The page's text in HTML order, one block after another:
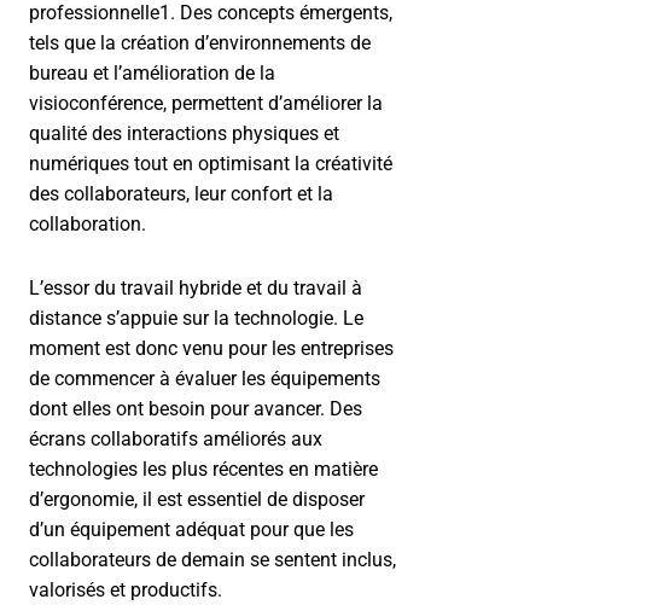
professionnelle1. Des concepts émergents,
tels que la création d’environnements de
bureau et l’amélioration de la
visioconférence, permettent d’améliorer la
qualité des interactions physiques et
numériques tout en optimisant la créativité
des collaborateurs, leur confort et la
collaboration.
L’essor du travail hybride et du travail à
distance s’appuie sur la technologie. Le
moment est donc venu pour les entreprises
de commencer à évaluer les équipements
dont elles ont besoin pour avancer. Des
écrans collaboratifs améliorés aux
technologies les plus récentes en matière
d’ergonomie, il est essentiel de disposer
d’un équipement adéquat pour que les
collaborateurs de demain se sentent inclus,
valorisés et productifs.